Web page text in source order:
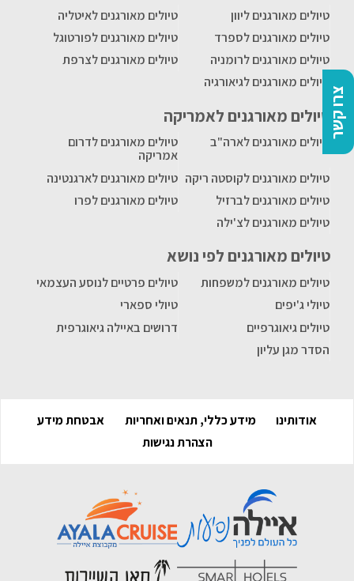
צרו קשר
טיולים מאורגנים ליוון
טיולים מאורגנים לאיטליה
טיולים מאורגנים לספרד
טיולים מאורגנים לפורטוגל
טיולים מאורגנים לרומניה
טיולים מאורגנים לצרפת
טיולים מאורגנים לגיאורגיה
טיולים מאורגנים לאמריקה
טיולים מאורגנים לארה"ב
טיולים מאורגנים לדרום
אמריקה
טיולים מאורגנים לקוסטה ריקה טיולים מאורגנים לארגנטינה
טיולים מאורגנים לברזיל
טיולים מאורגנים לפרו
טיולים מאורגנים לצ'ילה
טיולים מאורגנים לפי נושא
טיולים מאורגנים למשפחות
טיולים פרטיים לנוסע העצמאי
טיולי ג'יפים
טיולי ספארי
טיולים גיאוגרפיים
דרושים באיילה גיאוגרפית
הסדר מגן עליון
אודותינו מידע כללי, תנאים ואחריות
אבטחת מידע
הצהרת נגישות